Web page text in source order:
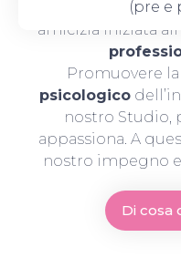
(pre e
nasce
amicizia iniziata
Promuovere la
psicologico
nostro Studio,
appassiona. A
nostro impegno
Di cosa